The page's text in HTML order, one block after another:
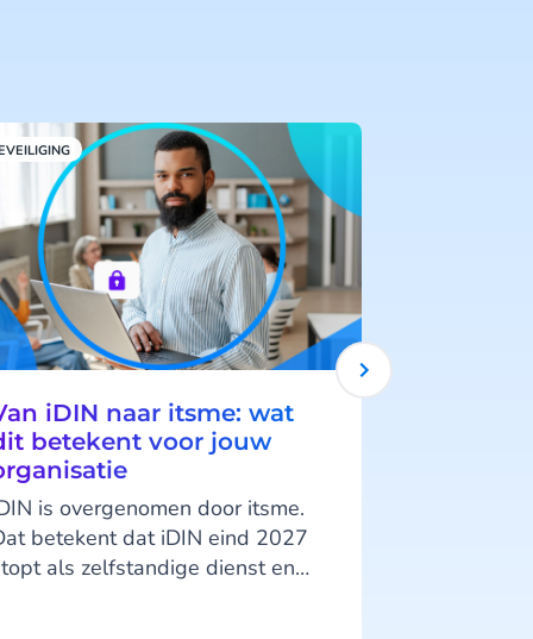
iDIN naar itsme: wat
betekent voor jouw
is overgenomen door itsme.
betekent dat iDIN eind 2027
als zelfstandige dienst en